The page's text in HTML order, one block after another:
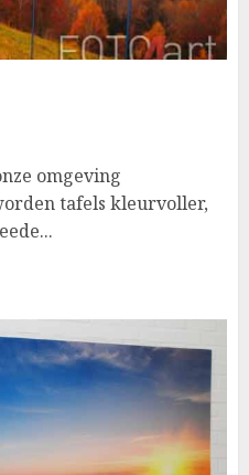
omgeving
tafels kleurvoller,